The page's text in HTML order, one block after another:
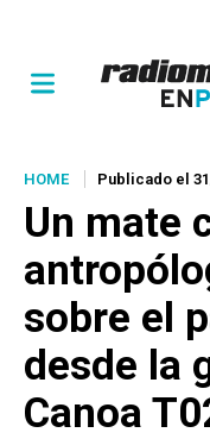
HOME Publicado el
Un mate
sobre el
desde la
Canoa